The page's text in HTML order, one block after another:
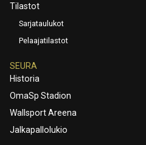
Tilastot
Sarjataulukot
Pelaajatilastot
SEURA
Historia
OmaSp Stadion
Wallsport Areena
Jalkapallolukio